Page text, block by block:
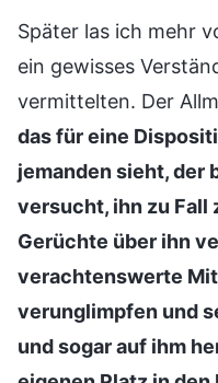
Später las ich mehr
ein gewisses
vermittelten. Der
das für eine
jemanden sieht, der
versucht, ihn zu Fall
Gerüchte über ihn
verachtenswerte
verunglimpfen und
und sogar auf ihm